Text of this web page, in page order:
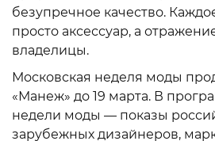
безупречное качество.
просто аксессуар, а
владелицы.
Московская неделя моды
«Манеж» до 19 марта. В
недели моды — показы
зарубежных дизайнеров,